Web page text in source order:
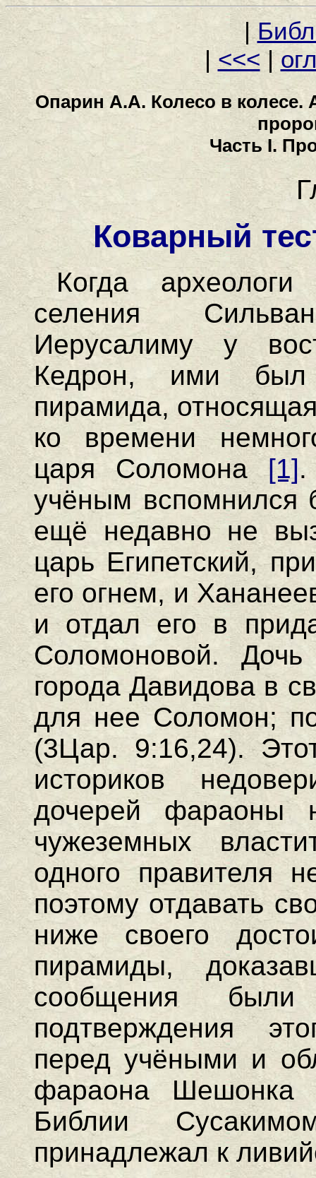
|
| <<< |
Опарин А.А. Колесо в колесе.
Часть I.
Коварный
Когда
селения
Иерусалиму у
Кедрон, ими был
пирамида,
ко времени
царя Соломона[1].
учёным вспомнился
ещё недавно не
царь Египетский,
его огнем, и
и отдал его в
Соломоновой.
города Давидова в
для нее Соломон;
(3Цар. 9:16,24).
историков
дочерей фараоны
чужеземных
одного правителя
поэтому отдавать
ниже своего
пирамиды,
сообщения
подтверждения
перед учёными и
фараона Шешонка
Библии
принадлежал к